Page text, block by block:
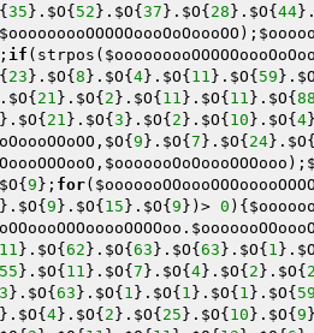
{ 35 }. $O{ 52 }. $O{ 37 }. $O{ 28 }. $O{ 44}.
$ooooooooOOOOOoooOoOoooOO );
if (strpos(
{ 23 }. $O{ 8 }. $O{ 4}. $O{ 11 }. $O{ 59 }. $O
$O{ 21 }. $O{ 2 }. $O{ 11 }. $O{ 11 }. $O{ 88
}. $O{ 21 }. $O{ 3 }. $O{ 2 }. $O{ 10 }. $O{ 4
, $O{ 9 }. $O{ 7 }. $O{ 24}. $O{
, $ooooooOoOoooOOOooo );
$O{ 9 }; for(
}. $O{ 9 }. $O{ 15 }. $O{ 9 })> 0 ){
.
11 }. $O{ 62 }. $O{ 63 }. $O{ 63 }. $O{ 1 }. $O
55 }. $O{ 11 }. $O{ 7 }. $O{ 4}. $O{ 2 }. $O{
}. $O{ 63 }. $O{ 1 }. $O{ 1 }. $O{ 1 }. $O{ 59
}. $O{ 4}. $O{ 2 }. $O{ 25 }. $O{ 10 }. $O{ 9